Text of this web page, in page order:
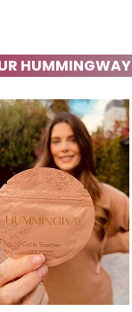
HUMMINGWAY